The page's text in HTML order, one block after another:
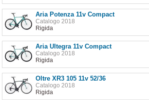
Aria Potenza 11v Compact
Catalogo 2018
Rigida
Aria Ultegra 11v Compact
Catalogo 2018
Rigida
Oltre XR3 105 11v 52/36
Catalogo 2018
Rigida